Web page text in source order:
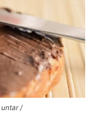
/